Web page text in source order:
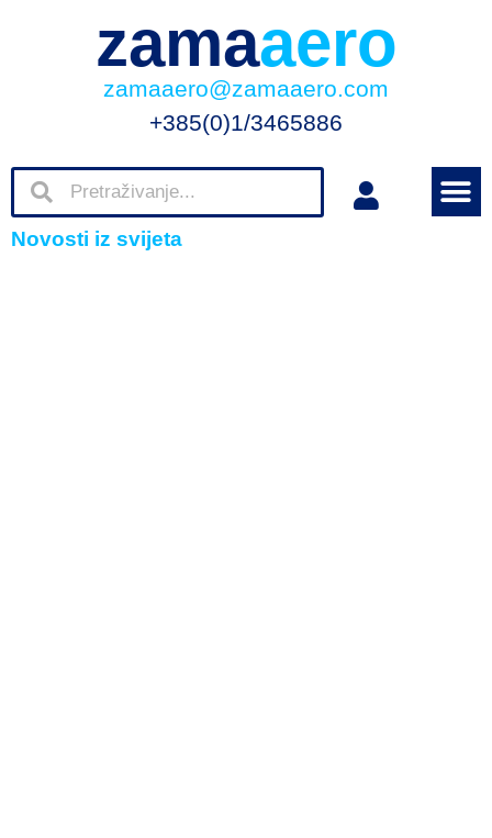
zamaaero
zamaaero@zamaaero.com
+385(0)1/3465886
Novosti iz svijeta